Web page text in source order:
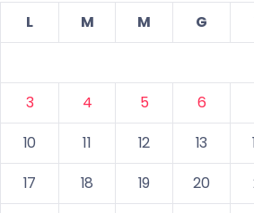
L
M M G
3
4 5 6
10
11 12 13
17
18 19 20